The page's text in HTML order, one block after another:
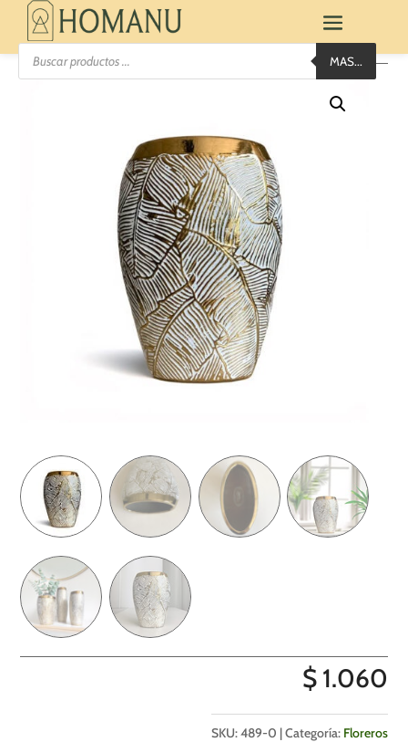
Búsqueda
productos
MAS...
$1.060
SKU:489-0 Categoría: Floreros